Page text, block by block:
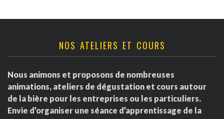
NOS ATELIERS ET COURS
Nous animons et proposons de nombreuses
animations, ateliers de dégustation et cours autour
de la bière pour les entreprises ou les particuliers.
Envie d’organiser une séance d’apprentissage de la